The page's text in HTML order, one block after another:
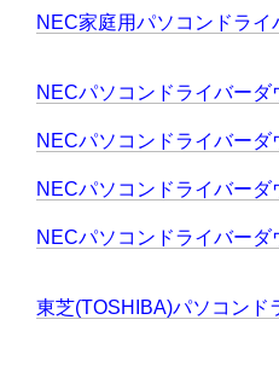
NEC家庭用パソコンドラ
NECパソコンドライバーダ
NECパソコンドライバーダ
NECパソコンドライバーダ
NECパソコンドライバーダ
東芝(TOSHIBA)パソコンド